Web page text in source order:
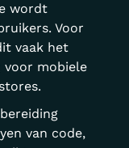
wordt
Voor
vaak het
voor mobiele
van code,